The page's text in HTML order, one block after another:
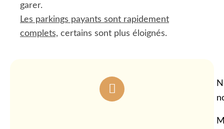
garer.
Les parkings payants sont rapidement
complets, certains sont plus éloignés.